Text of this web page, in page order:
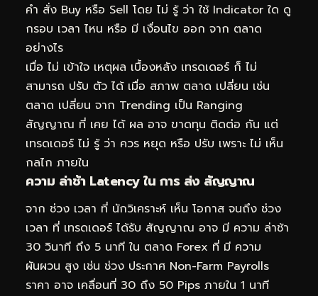
คำ สั่ง Buy หรือ Sell โดย ไม่ รู้ ว่า ใช้ Indicator ใด ดู
กรอบ เวลา ไหน หรือ มี เงื่อนไข ออก จาก ตลาด
อย่างไร
เมื่อ ไม่ เข้าใจ เหตุผล เบื้องหลัง เทรดเดอร์ ก็ ไม่
สามารถ ปรับ ตัว ได้ เมื่อ สภาพ ตลาด เปลี่ยน เช่น
ตลาด เปลี่ยน จาก Trending เป็น Ranging
สัญญาณ ที่ เคย ได้ ผล อาจ ขาดทุน ติดต่อ กัน แต่
เทรดเดอร์ ไม่ รู้ ว่า ควร หยุด หรือ ปรับ เพราะ ไม่ เห็น
กลไก ภายใน
ความ ล่าช้า Latency ใน การ ส่ง สัญญาณ
จาก ช่วง เวลา ที่ นักวิเคราะห์ เห็น โอกาส จนถึง ช่วง
เวลา ที่ เทรดเดอร์ ได้รับ สัญญาณ อาจ มี ความ ล่าช้า
30 วินาที ถึง 5 นาที ใน ตลาด Forex ที่ มี ความ
ผันผวน สูง เช่น ช่วง ประกาศ Non-Farm Payrolls
ราคา อาจ เคลื่อนที่ 30 ถึง 50 Pips ภายใน 1 นาที